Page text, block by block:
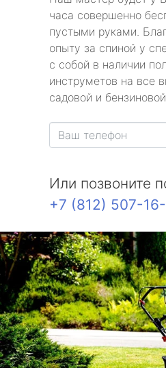
часа совершенно
пустыми руками.
опыту за спиной у
с собой в наличии
инструметов на все
садовой и
Или позвоните
+7 (812) 507-